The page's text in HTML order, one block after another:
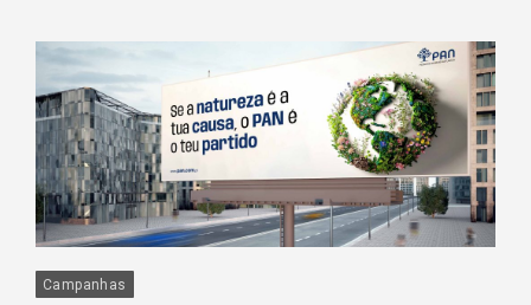
Campanhas